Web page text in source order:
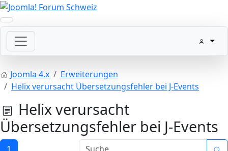
Joomla 4.x
Erweiterungen
Helix verursacht Übersetzungsfehler bei J-Events
Helix verursacht
Übersetzungsfehler bei J-Events